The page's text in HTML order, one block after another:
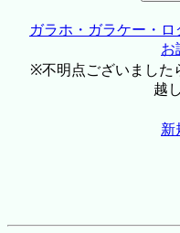
ガラホ・ガラケー・
お
※不明点ございました
越
新